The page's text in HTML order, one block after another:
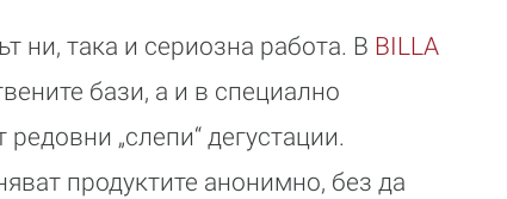
ни, така и сериозна работа. В BILLA
бази, а и в специално
„слепи“ дегустации.
продуктите анонимно, без да